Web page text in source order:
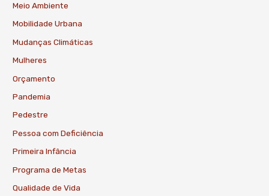
Meio Ambiente
Mobilidade Urbana
Mudanças Climáticas
Mulheres
Orçamento
Pandemia
Pedestre
Pessoa com Deficiência
Primeira Infância
Programa de Metas
Qualidade de Vida